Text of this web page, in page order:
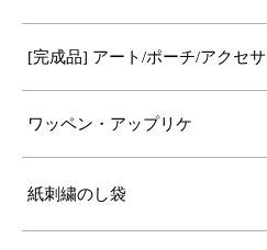
[完成品] アート/ポーチ/アクセ
ワッペン・アップリケ
紙刺繍のし袋